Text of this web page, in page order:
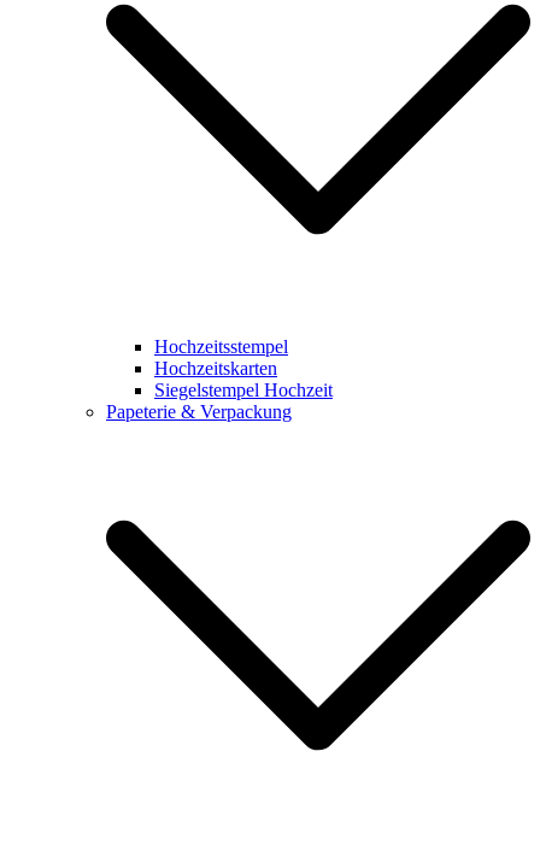
Hochzeitsstempel
Hochzeitskarten
Siegelstempel Hochzeit
Papeterie & Verpackung